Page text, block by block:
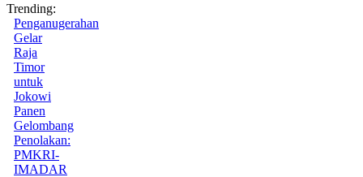
Trending:
Penganugerahan
Gelar
Raja
Timor
untuk
Jokowi
Panen
Gelombang
Penolakan:
PMKRI-
IMADAR